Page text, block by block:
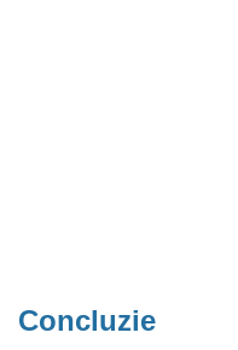
Concluzie